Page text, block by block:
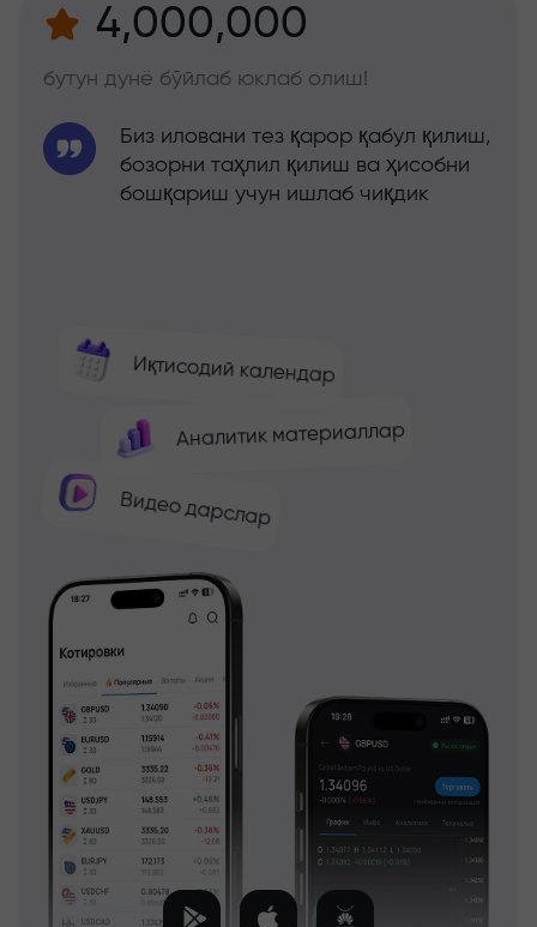
4,000,000
бутун дунё бўйлаб юклаб олиш!
Иқтисодий календар
Аналитик материаллар
Видео дарслар
Биз иловани тез қарор қабул қилиш,
бозорни таҳлил қилиш ва ҳисобни
бошқариш учун ишлаб чиқдик